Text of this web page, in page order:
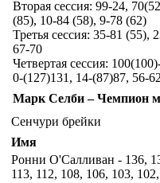
Вторая сессия: 99-24,
(85), 10-84 (58), 9-78 (62)
Третья сессия: 35-81 (55),
67-70
Четвертая сессия:
0-(127)131, 14-(87)87, 56-62
Марк Селби – Чемпион
Сенчури брейки
Имя
Ронни О'Салливан - 136,
113, 112, 108, 106, 103,